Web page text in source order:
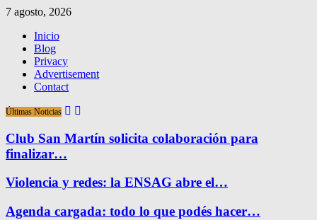
7 agosto, 2026
Inicio
Blog
Privacy
Advertisement
Contact
Últimas Noticias
Club San Martín solicita colaboración para
finalizar…
Violencia y redes: la ENSAG abre el…
Agenda cargada: todo lo que podés hacer…